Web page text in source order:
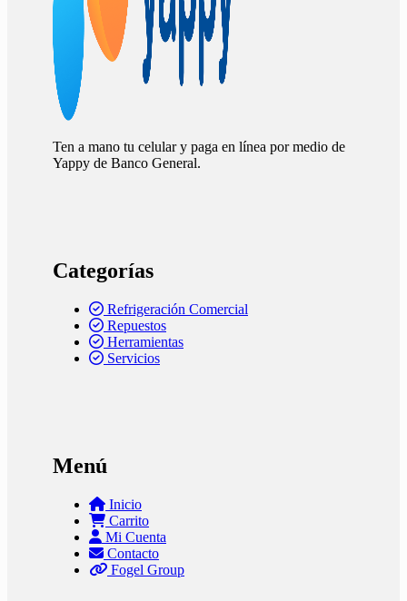
Ten a mano tu celular y paga en línea por medio de
Yappy de Banco General.
Categorías
Refrigeración Comercial
Repuestos
Herramientas
Servicios
Menú
Inicio
Carrito
Mi Cuenta
Contacto
Fogel Group